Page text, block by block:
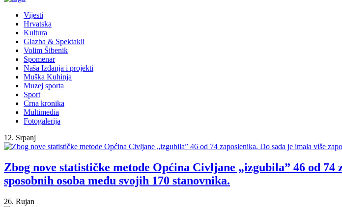
Vijesti
Hrvatska
Kultura
Glazba & Spektakli
Volim Šibenik
Spomenar
Naša Izdanja i projekti
Muška Kuhinja
Muzej sporta
Sport
Crna kronika
Multimedia
Fotogalerija
12. Srpanj
Zbog nove statističke metode Općina Civljane „izgubila” 46 od 74
sposobnih osoba među svojih 170 stanovnika.
26. Rujan